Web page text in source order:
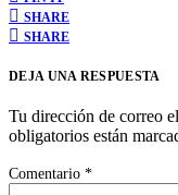
SHARE
SHARE
DEJA UNA RESPUESTA
Tu dirección de correo
obligatorios están
Comentario *